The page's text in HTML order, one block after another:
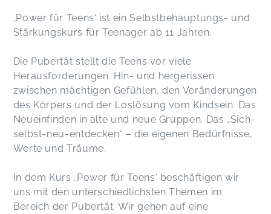
‚Power für Teens‘ ist ein Selbstbehauptungs- und
Stärkungskurs für Teenager ab 11 Jahren.
Die Pubertät stellt die Teens vor viele
Herausforderungen. Hin- und hergerissen
zwischen mächtigen Gefühlen, den Veränderungen
des Körpers und der Loslösung vom Kindsein. Das
Neueinfinden in alte und neue Gruppen. Das „Sich-
selbst-neu-entdecken“ – die eigenen Bedürfnisse,
Werte und Träume.
In dem Kurs ‚Power für Teens‘ beschäftigen wir
uns mit den unterschiedlichsten Themen im
Bereich der Pubertät. Wir gehen auf eine